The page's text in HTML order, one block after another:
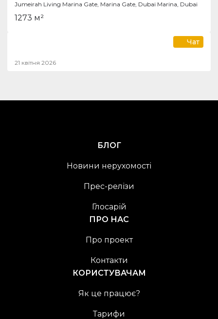
Jumeirah Living Marina Gate, Marina Gate, Dubai Marina, Dubai
1273 м²
Чат
21 квітня 2026
БЛОГ
Новини нерухомості
Прес-релізи
Глосарій
ПРО НАС
Про проект
Контакти
КОРИСТУВАЧАМ
Як це працює?
Тарифи